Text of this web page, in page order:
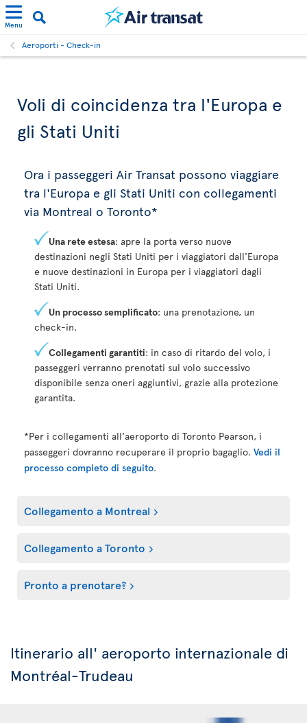
Menu
Aeroporti - Check-in
Voli di coincidenza tra l'Europa e
gli Stati Uniti
Ora i passeggeri Air Transat possono viaggiare
tra l'Europa e gli Stati Uniti con collegamenti
via Montreal o Toronto*
Una rete estesa: apre la porta verso nuove
destinazioni negli Stati Uniti per i viaggiatori dall'Europa
e nuove destinazioni in Europa per i viaggiatori dagli
Stati Uniti.
Un processo semplificato: una prenotazione, un
check-in.
Collegamenti garantiti: in caso di ritardo del volo, i
passeggeri verranno prenotati sul volo successivo
disponibile senza oneri aggiuntivi, grazie alla protezione
garantita.
*Per i collegamenti all'aeroporto di Toronto Pearson, i
passeggeri dovranno recuperare il proprio bagaglio. Vedi il
processo completo di seguito.
Collegamento a Montreal
Collegamento a Toronto
Pronto a prenotare?
Itinerario all' aeroporto internazionale di
Montréal-Trudeau